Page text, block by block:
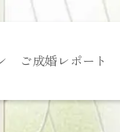
ご成婚レポート